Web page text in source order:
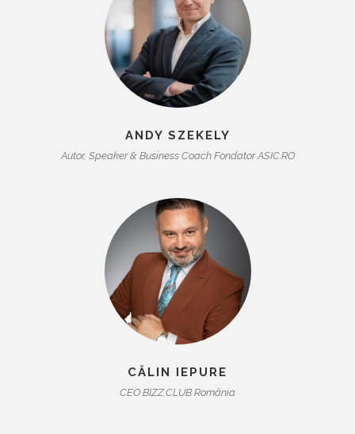
ANDY SZEKELY
Autor, Speaker & Business Coach Fondator ASIC.RO
CĂLIN IEPURE
CEO BIZZ.CLUB România